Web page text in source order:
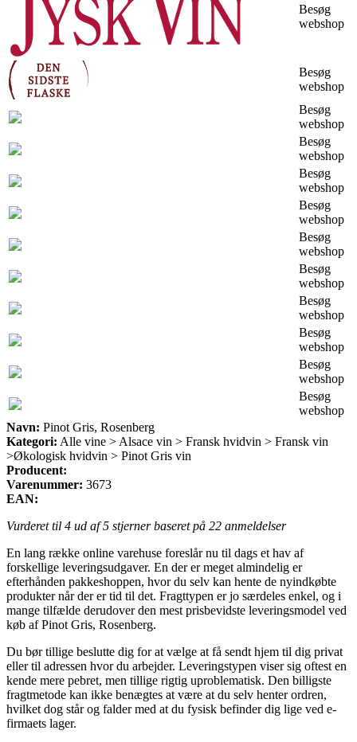
Besøg
webshop
Besøg
webshop
Besøg
webshop
Besøg
webshop
Besøg
webshop
Besøg
webshop
Besøg
webshop
Besøg
webshop
Besøg
webshop
Besøg
webshop
Besøg
webshop
Besøg
webshop
Navn: Pinot Gris, Rosenberg
Kategori: Alle vine > Alsace vin > Fransk hvidvin > Fransk vin
>Økologisk hvidvin > Pinot Gris vin
Producent:
Varenummer: 3673
EAN:
Vurderet til 4 ud af 5 stjerner baseret på 22 anmeldelser
En lang række online varehuse foreslår nu til dags et hav af
forskellige leveringsudgaver. En der er meget almindelig er
efterhånden pakkeshoppen, hvor du selv kan hente de nyindkøbte
produkter når der er tid til det. Fragttypen er jo særdeles enkel, og i
mange tilfælde derudover den mest prisbevidste leveringsmodel ved
køb af Pinot Gris, Rosenberg.
Du bør tillige beslutte dig for at vælge at få sendt hjem til dig privat
eller til adressen hvor du arbejder. Leveringstypen viser sig oftest en
kende mere pebret, men tillige rigtig uproblematisk. Den billigste
fragtmetode kan ikke benægtes at være at du selv henter ordren,
hvilket dog står og falder med at du fysisk befinder dig lige ved e-
firmaets lager.